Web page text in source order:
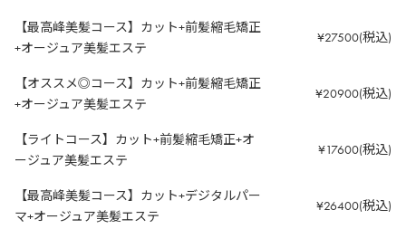
【最高峰美髪コース】カット+前髪縮毛矯正
+オージュア美髪エステ
¥27500(税込)
【オススメ◎コース】カット+前髪縮毛矯正
+オージュア美髪エステ
¥20900(税込)
【ライトコース】カット+前髪縮毛矯正+オ
ージュア美髪エステ
¥17600(税込)
【最高峰美髪コース】カット+デジタルパー
マ+オージュア美髪エステ
¥26400(税込)